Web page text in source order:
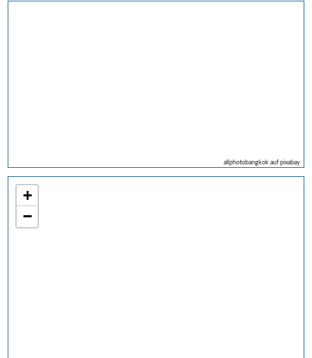
allphotobangkok auf pixabay
+
−